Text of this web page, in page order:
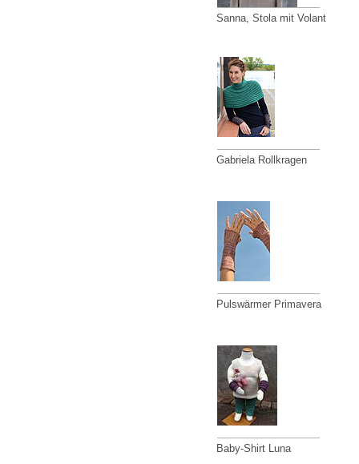
Sanna, Stola mit Volant
Gabriela Rollkragen
Pulswärmer Primavera
Baby-Shirt Luna